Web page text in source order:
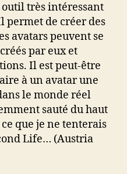
très intéressant
permet de créer des
avatars peuvent se
par eux et
Il est peut-être
à un avatar une
le monde réel
sauté du haut
que je ne tenterais
Life… (Austria